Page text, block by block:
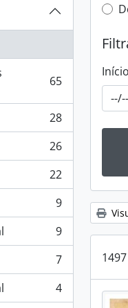
65
28
26
22
9
9
7
4
Início